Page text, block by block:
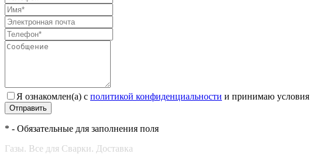
Я ознакомлен(а) с политикой конфиденциальности и принимаю условия
Отправить
* - Обязательные для заполнения поля
Газы. Все для Сварки. Доставка